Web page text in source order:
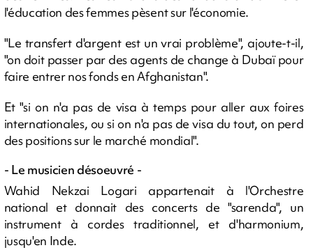
l'éducation des femmes pèsent sur l'économie.
"Le transfert d'argent est un vrai problème", ajoute-t-il,
"on doit passer par des agents de change à Dubaï pour
faire entrer nos fonds en Afghanistan".
Et "si on n'a pas de visa à temps pour aller aux foires
internationales, ou si on n'a pas de visa du tout, on perd
des positions sur le marché mondial".
- Le musicien désoeuvré -
Wahid Nekzai Logari appartenait à l'Orchestre
national et donnait des concerts de "sarenda", un
instrument à cordes traditionnel, et d'harmonium,
jusqu'en Inde.